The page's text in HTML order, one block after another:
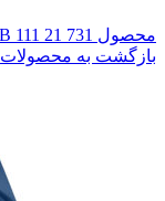
محصول LB 111 21 731
بازگشت به محصولات